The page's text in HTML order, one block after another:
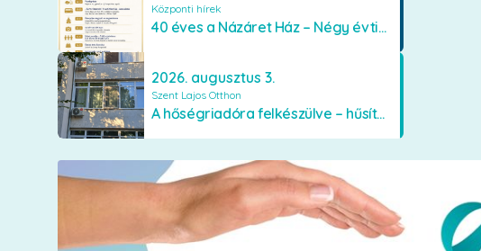
Központi hírek
40 éves a Názáret Ház – Négy évtized szeretetben és gondoskodásban
2026. augusztus 3.
Szent Lajos Otthon
A hőségriadóra felkészülve – hűsítő fejlesztések a Szent Lajos Otthonban